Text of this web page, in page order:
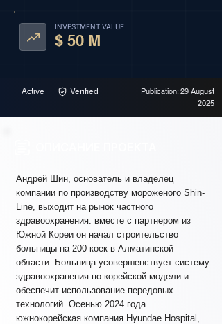
INVESTMENT VALUE
$ 50 M
Active Verified
Publication: 29 August
2025
Андрей Шин, основатель и владелец
компании по производству мороженого Shin-
Line, выходит на рынок частного
здравоохранения: вместе с партнером из
Южной Кореи он начал строительство
больницы на 200 коек в Алматинской
области. Больница усовершенствует систему
здравоохранения по корейской модели и
обеспечит использование передовых
технологий. Осенью 2024 года
южнокорейская компания Hyundae Hospital,